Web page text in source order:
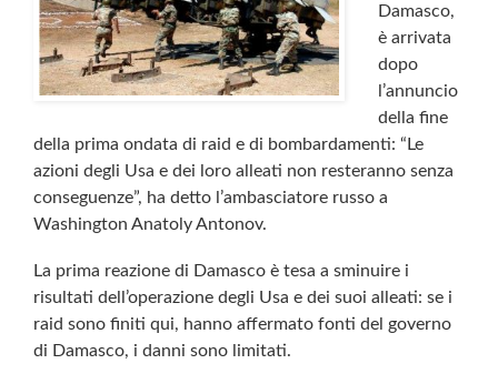
Damasco,
è arrivata
dopo
l’annuncio
della fine
della prima ondata di raid e di bombardamenti: “Le
azioni degli Usa e dei loro alleati non resteranno senza
conseguenze”, ha detto l’ambasciatore russo a
Washington Anatoly Antonov.
La prima reazione di Damasco è tesa a sminuire i
risultati dell’operazione degli Usa e dei suoi alleati: se i
raid sono finiti qui, hanno affermato fonti del governo
di Damasco, i danni sono limitati.